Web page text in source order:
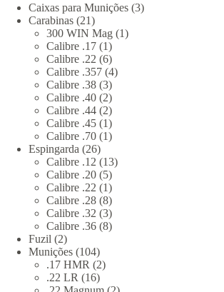
Caixas para Munições 33
Carabinas 2121
produtos
300 WIN Mag 11
Calibre .17 11
produto
Calibre .22 66
produtos
Calibre .357 44
Calibre .38 33
produtos
Calibre .40 22
produtos
Calibre .44 22
produtos
Calibre .45 11
produto
Calibre .70 11
Espingarda 2626
produtos
Calibre .12 1313
Calibre .20 55
produtos
Calibre .22 11
produto
Calibre .28 88
produtos
Calibre .32 33
produtos
Calibre .36 88
Fuzil 22
produtos
Munições 104104
produtos
.17 HMR 22
.22 LR 1616
produtos
2